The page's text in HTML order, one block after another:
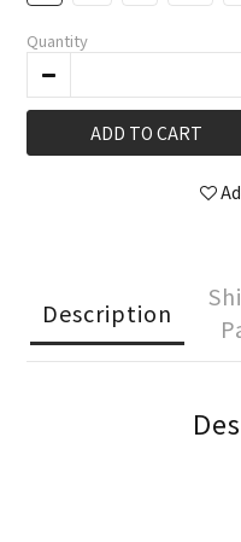
Quantity
ADD TO CART
Description